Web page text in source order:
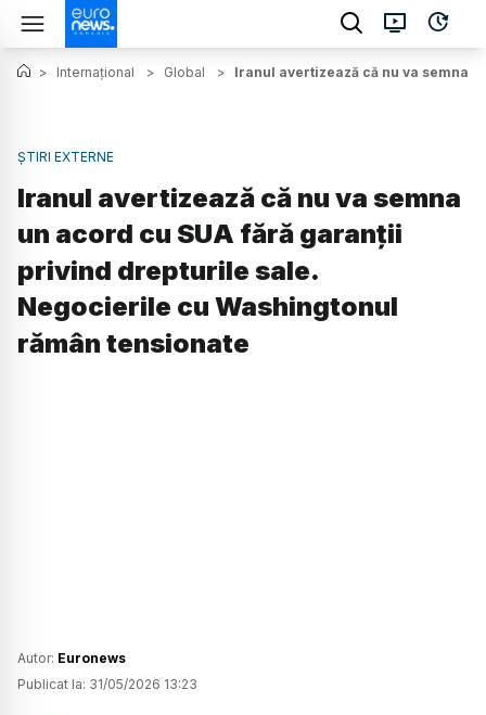
> Internațional > Global > Iranul avertizează că nu va semna
ȘTIRI EXTERNE
Iranul avertizează că nu va semna
un acord cu SUA fără garanții
privind drepturile sale.
Negocierile cu Washingtonul
rămân tensionate
Autor: Euronews
Publicat la: 31/05/2026 13:23